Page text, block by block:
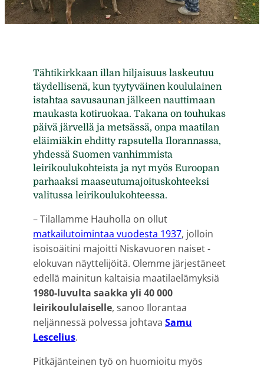
Tähtikirkkaan illan hiljaisuus laskeutuu
täydellisenä, kun tyytyväinen koululainen
istahtaa savusaunan jälkeen nauttimaan
maukasta kotiruokaa. Takana on touhukas
päivä järvellä ja metsässä, onpa maatilan
eläimiäkin ehditty rapsutella Ilorannassa,
yhdessä Suomen vanhimmista
leirikoulukohteista ja nyt myös Euroopan
parhaaksi maaseutumajoituskohteeksi
valitussa leirikoulukohteessa.
– Tilallamme Hauholla on ollut
matkailutoimintaa vuodesta 1937, jolloin
isoisoäitini majoitti Niskavuoren naiset -
elokuvan näyttelijöitä. Olemme järjestäneet
edellä mainitun kaltaisia maatilaelämyksiä
1980-luvulta saakka yli 40 000
leirikoululaiselle, sanoo Ilorantaa
neljännessä polvessa johtava Samu
Lescelius.
Pitkäjänteinen työ on huomioitu myös